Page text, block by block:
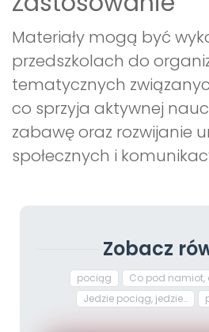
Materiały mogą być
przedszkolach do
tematycznych
co sprzyja aktywnej
zabawę oraz rozwijanie
społecznych i
Zobacz
pociąg
Co pod namiot,
Jedzie pociąg, jedzie…